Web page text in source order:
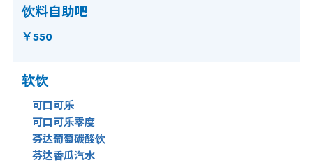
饮料自助吧
￥550
软饮
可口可乐
可口可乐零度
芬达葡萄碳酸饮
芬达香瓜汽水